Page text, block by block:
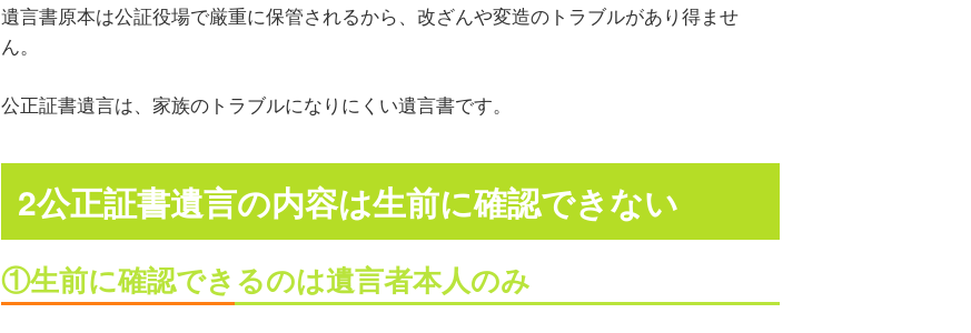
遺言書原本は公証役場で厳重に保管されるから、改ざんや変造のトラブルがあり得ませ
ん。
公正証書遺言は、家族のトラブルになりにくい遺言書です。
2公正証書遺言の内容は生前に確認できない
①生前に確認できるのは遺言者本人のみ